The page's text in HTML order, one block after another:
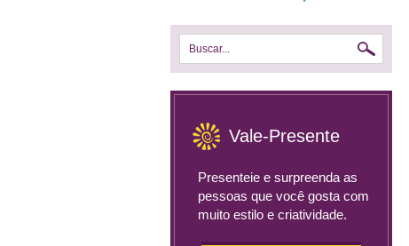
Buscar...
Vale-Presente
Presenteie e surpreenda as
pessoas que você gosta com
muito estilo e criatividade.